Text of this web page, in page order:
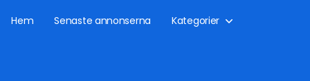
Hem Senaste annonserna Kategorier